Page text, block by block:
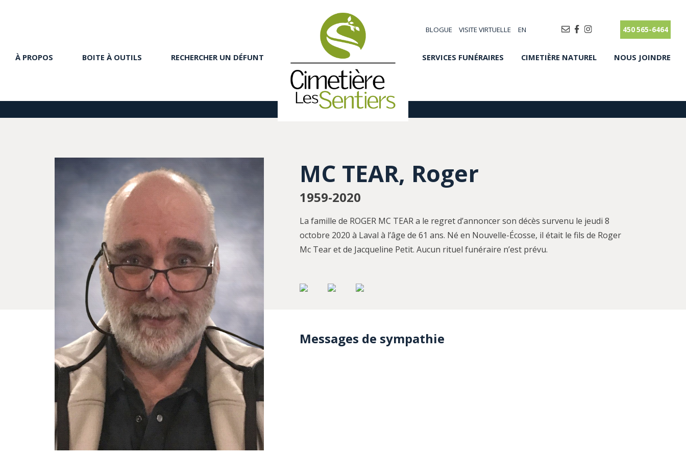
BLOGUE VISITE VIRTUELLE EN 450 565-6464
À PROPOS BOITE À OUTILS RECHERCHER UN DÉFUNT SERVICES FUNÉRAIRES CIMETIÈRE NATUREL NOUS JOINDRE
MC TEAR, Roger
1959-2020
La famille de ROGER MC TEAR a le regret d’annoncer son décès survenu le jeudi 8
octobre 2020 à Laval à l’âge de 61 ans. Né en Nouvelle-Écosse, il était le fils de Roger
Mc Tear et de Jacqueline Petit. Aucun rituel funéraire n’est prévu.
Messages de sympathie